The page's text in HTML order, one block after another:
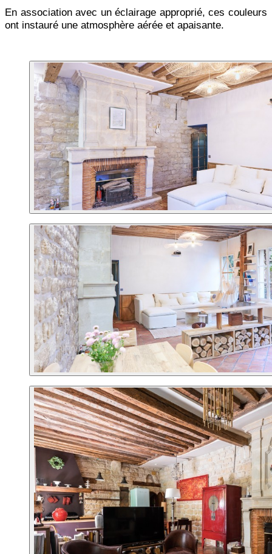
En association avec un éclairage approprié, ces couleurs
ont instauré une atmosphère aérée et apaisante.